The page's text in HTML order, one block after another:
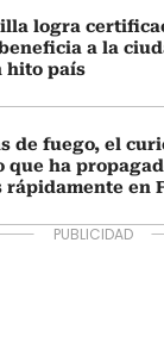
logra
a la
hito país
de fuego, el
que ha
rápidamente en